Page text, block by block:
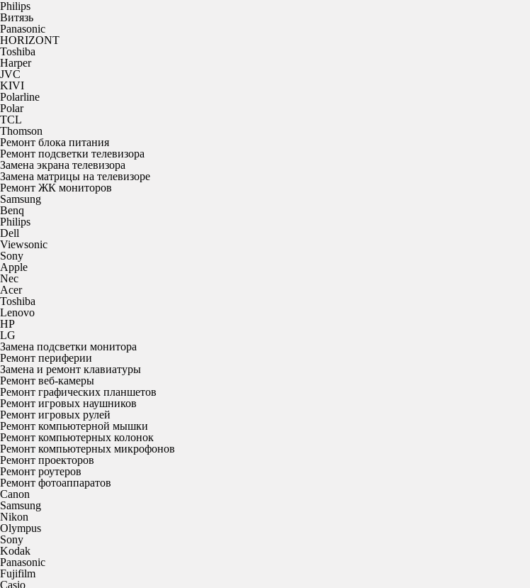
Philips
Витязь
Panasonic
HORIZONT
Toshiba
Harper
JVC
KIVI
Polarline
Polar
TCL
Thomson
Ремонт блока питания
Ремонт подсветки телевизора
Замена экрана телевизора
Замена матрицы на телевизоре
Ремонт ЖК мониторов
Samsung
Benq
Philips
Dell
Viewsonic
Sony
Apple
Nec
Acer
Toshiba
Lenovo
HP
LG
Замена подсветки монитора
Ремонт периферии
Замена и ремонт клавиатуры
Ремонт веб-камеры
Ремонт графических планшетов
Ремонт игровых наушников
Ремонт игровых рулей
Ремонт компьютерной мышки
Ремонт компьютерных колонок
Ремонт компьютерных микрофонов
Ремонт проекторов
Ремонт роутеров
Ремонт фотоаппаратов
Canon
Samsung
Nikon
Olympus
Sony
Kodak
Panasonic
Fujifilm
Casio